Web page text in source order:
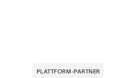
PLATTFORM-PARTNER